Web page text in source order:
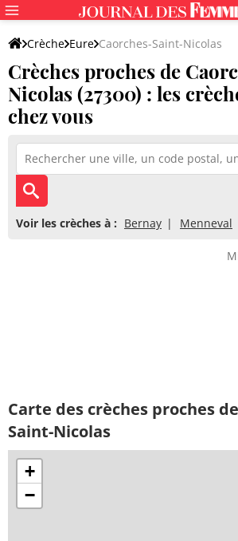
Crèche Eure Caorches-Saint-Nicolas
Crèches proches de
Nicolas (27300) : les
chez vous
Voir les crèches à : Bernay Menneval
Carte des crèches proches
Saint-Nicolas
+
−